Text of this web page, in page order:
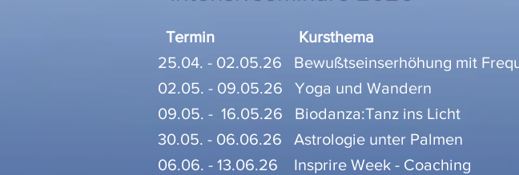
Termin
Kursthema
25.04. - 02.05.26 Bewußtseinserhöhung mit
02.05. - 09.05.26 Yoga und Wandern
09.05. - 16.05.26 Biodanza:Tanz ins Licht
30.05. - 06.06.26 Astrologie unter Palmen
06.06. - 13.06.26 Insprire Week - Coaching